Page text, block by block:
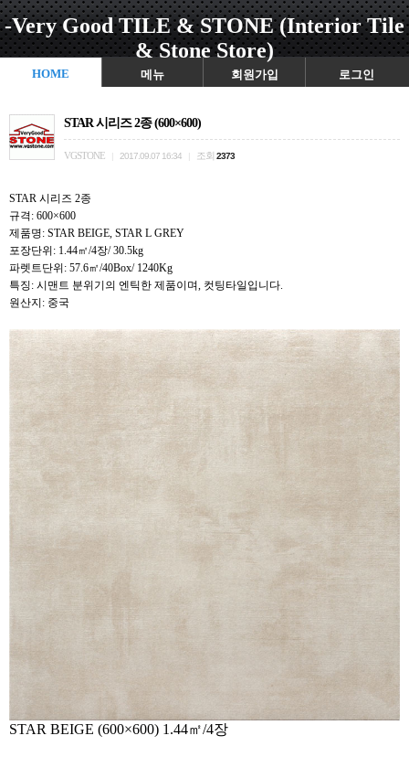
-Very Good TILE & STONE (Interior Tile
& Stone Store)
HOME 메뉴 회원가입 로그인
STAR 시리즈 2종 (600×600)
VGSTONE 2017.09.07 16:34 조회 2373
STAR 시리즈 2종
규격: 600×600
제품명: STAR BEIGE, STAR L GREY
포장단위: 1.44㎡/4장/ 30.5kg
파렛트단위: 57.6㎡/40Box/ 1240Kg
특징: 시맨트 분위기의 엔틱한 제품이며, 컷팅타일입니다.
원산지: 중국
STAR BEIGE (600×600) 1.44㎡/4장